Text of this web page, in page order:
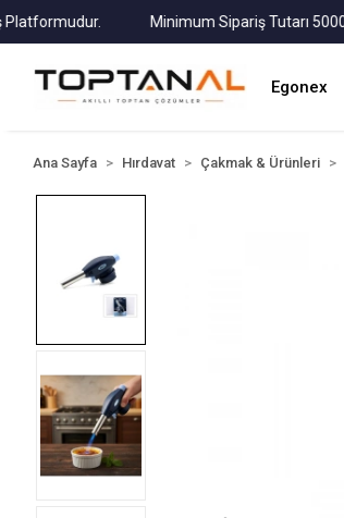
Minimum Sipariş Tutarı 5000 TL
Egonex
Ana Sayfa Hırdavat Çakmak & Ürünleri